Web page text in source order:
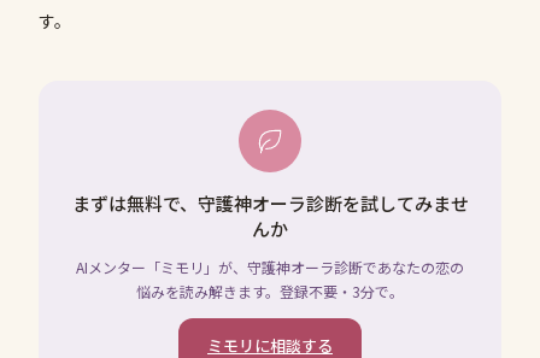
す。
まずは無料で、守護神オーラ診断を試してみませ
んか
AIメンター「ミモリ」が、守護神オーラ診断であなたの恋の
悩みを読み解きます。登録不要・3分で。
ミモリに相談する